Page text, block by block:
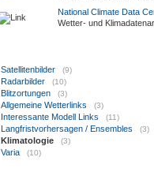
National Climate Data
Wetter- und
Satellitenbilder (9)
Radarbilder (10)
Blitzortungen (3)
Allgemeine Wetterlinks (3)
Interessante Modell Links (11)
Langfristvorhersagen / Ensembles (3)
Klimatologie (3)
Varia (10)